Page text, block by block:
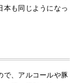
本も同じようになっ
で、アルコールや豚